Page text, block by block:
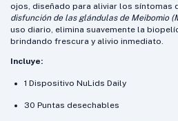
ojos, diseñado para aliviar los síntomas
disfunción de las glándulas de Meibomio
uso diario, elimina suavemente la
brindando frescura y alivio inmediato.
Incluye:
1 Dispositivo NuLids Daily
30 Puntas desechables